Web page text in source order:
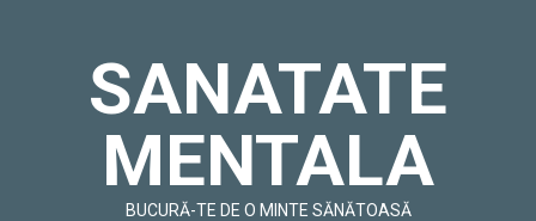
SANATATE
MENTALA
BUCURĂ-TE DE O MINTE SĂNĂTOASĂ